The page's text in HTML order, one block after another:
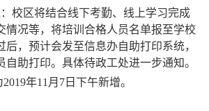
区将结合线下考勤、线上学习完成
情况等，将培训合格人员名单报至学校
后，预计会发至信息办自助打印系统，
自助打印。具体待政工处进一步通知。
年11月7日下午新增。